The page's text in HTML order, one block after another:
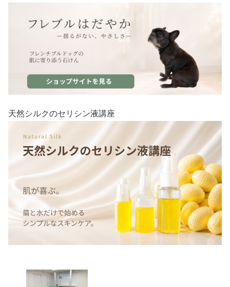
天然シルクのセリシン液講座